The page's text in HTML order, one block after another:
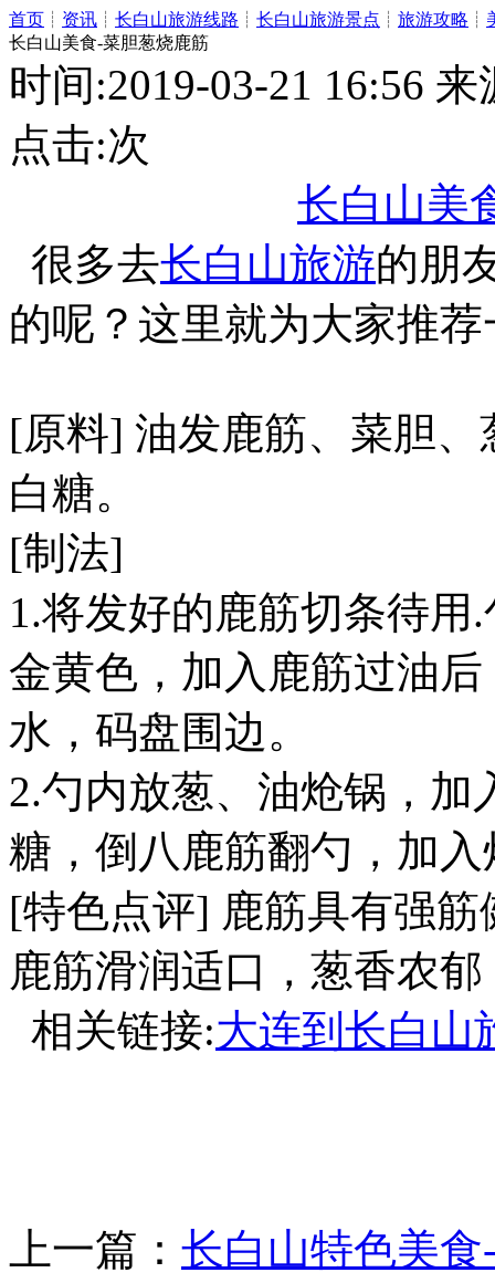
首页 ┊ 资讯 ┊ 长白山旅游线路 ┊ 长白山旅游景点 ┊ 旅游攻略 ┊
长白山美食-菜胆葱烧鹿筋
时间:2019-03-21 16:56
点击:次
长白山美
很多去长白山旅游的朋
的呢？这里就为大家推
[原料] 油发鹿筋、菜胆
白糖。
[制法]
1.将发好的鹿筋切条待
金黄色，加入鹿筋过油
水，码盘围边。
2.勺内放葱、油炝锅，
糖，倒八鹿筋翻勺，加
[特色点评] 鹿筋具有强
鹿筋滑润适口，葱香农
相关链接:大连到长白山
上一篇： 长白山特色美